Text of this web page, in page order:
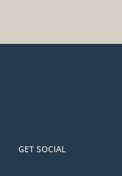
GET SOCIAL